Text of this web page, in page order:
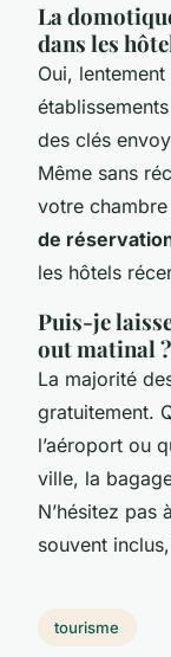
La
dans les
Oui,
des clés
Même sans
votre
de
les hôtels
Puis-je
out matinal ?
La majorité
gratuitement.
l’aéroport ou
ville, la
N’hésitez pas
souvent
tourisme